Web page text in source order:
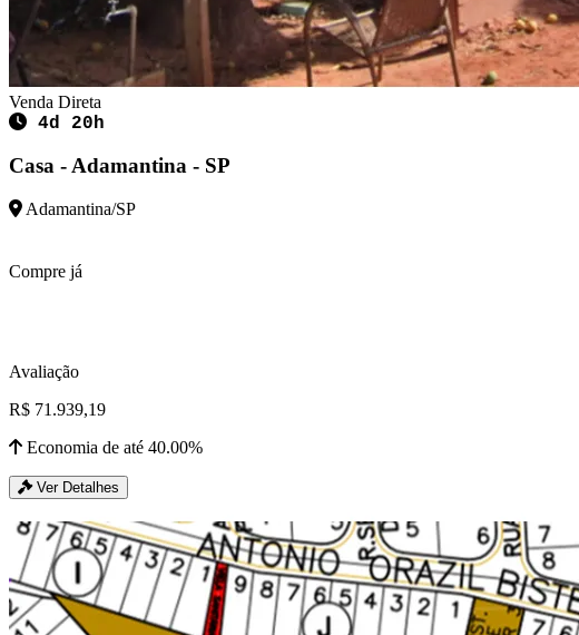
Venda Direta
4d 20h
Casa - Adamantina - SP
Adamantina/SP
Compre já
Avaliação
R$ 71.939,19
Economia de até 40.00%
Ver Detalhes